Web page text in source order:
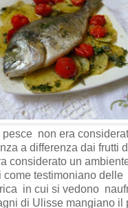
pesce non era
a differenza dai frutti
considerato un
come testimoniano delle
in cui si vedono
di Ulisse mangiano il